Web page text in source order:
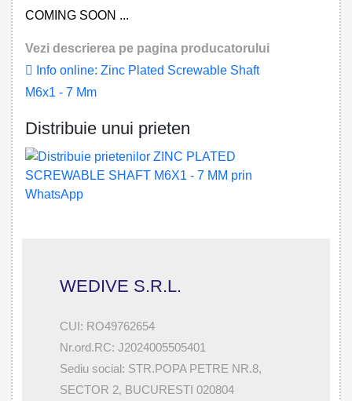
COMING SOON ...
Vezi descrierea pe pagina producatorului
Info online: Zinc Plated Screwable Shaft
M6x1 - 7 Mm
Distribuie unui prieten
WEDIVE S.R.L.
CUI: RO49762654
Nr.ord.RC: J2024005505401
Sediu social: STR.POPA PETRE NR.8,
SECTOR 2, BUCURESTI 020804